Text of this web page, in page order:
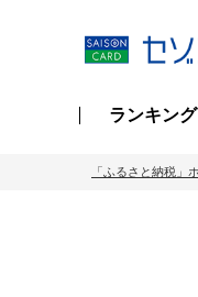
ランキング
「ふるさと納税」